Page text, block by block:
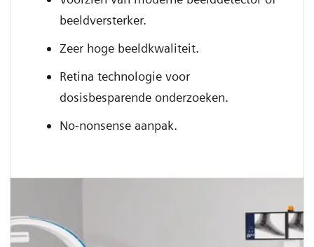
beeldversterker.
Zeer hoge beeldkwaliteit.
Retina technologie voor
dosisbesparende onderzoeken.
No-nonsense aanpak.